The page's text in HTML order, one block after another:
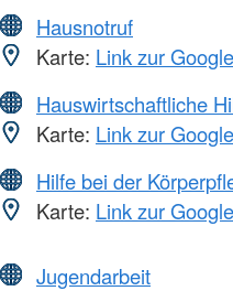
Hausnotruf
Karte: Link zur
Hauswirtschaftliche
Karte: Link zur
Hilfe bei der
Karte: Link zur
Jugendarbeit